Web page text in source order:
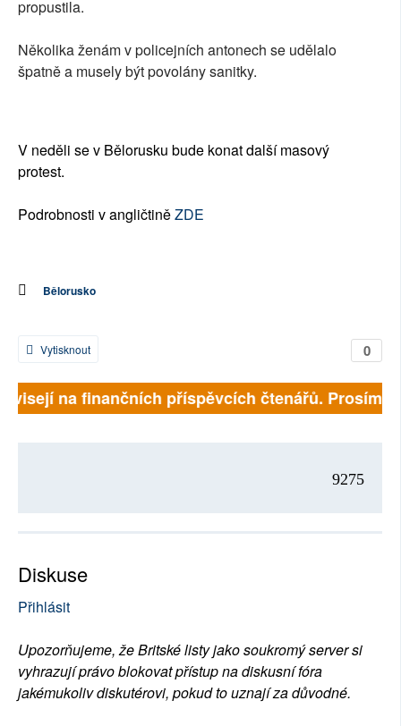
propustila.
Několika ženám v policejních antonech se udělalo
špatně a musely být povolány sanitky.
V neděli se v Bělorusku bude konat další masový
protest.
Podrobnosti v angličtiněZDE
Bělorusko
0
Vytisknout
na finančních příspěvcích čtenářů. Prosíme,
9275
Diskuse
Přihlásit
Upozorňujeme, že Britské listy jako soukromý server si
vyhrazují právo blokovat přístup na diskusní fóra
jakémukoliv diskutérovi, pokud to uznají za důvodné.